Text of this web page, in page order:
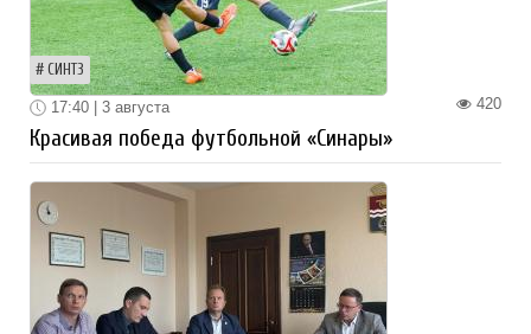
СИНТЗ
420
17:40 | 3 августа
Красивая победа футбольной «Синары»